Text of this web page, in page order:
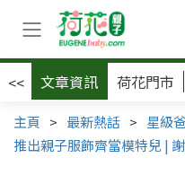
<< 文章資訊 荷花門市
主頁 > 最新熱話 > 星級
推出親子服飾齊當模特兒 |